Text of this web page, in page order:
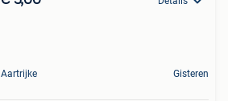
Aartrijke Gisteren